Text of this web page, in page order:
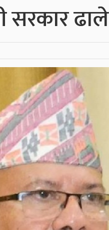
ढाले